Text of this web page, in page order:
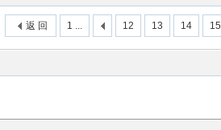
1 ... 12 13 14 15
返 回